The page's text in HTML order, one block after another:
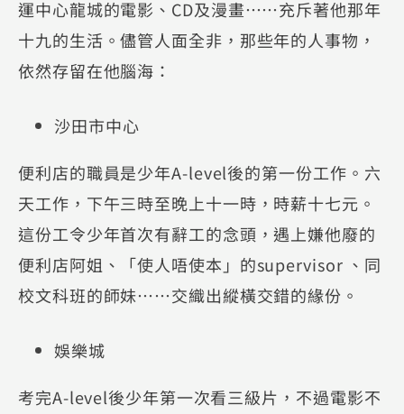
運中心龍城的電影、CD及漫畫⋯⋯充斥著他那年
十九的生活。儘管人面全非，那些年的人事物，
依然存留在他腦海：
沙田市中心
便利店的職員是少年A-level後的第一份工作。六
天工作，下午三時至晚上十一時，時薪十七元。
這份工令少年首次有辭工的念頭，遇上嫌他廢的
便利店阿姐、「使人唔使本」的supervisor 、同
校文科班的師妹⋯⋯交織出縱橫交錯的緣份。
娛樂城
考完A-level後少年第一次看三級片，不過電影不